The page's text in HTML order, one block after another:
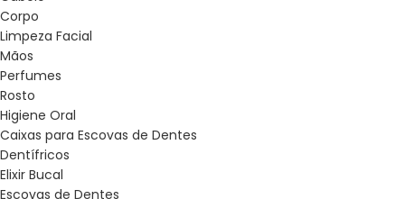
Corpo
Limpeza Facial
Mãos
Perfumes
Rosto
Higiene Oral
Caixas para Escovas de Dentes
Dentífricos
Elixir Bucal
Escovas de Dentes